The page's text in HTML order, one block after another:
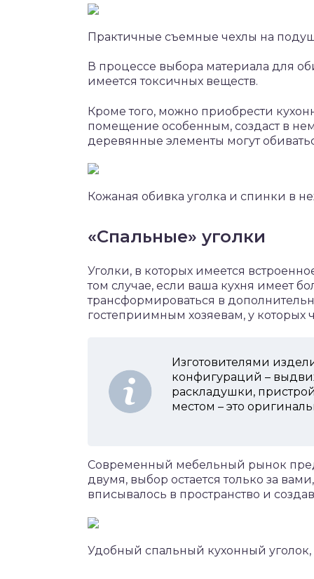
Практичные съемные чехлы на
В процессе выбора материала для
имеется токсичных веществ.
Кроме того, можно приобрести
помещение особенным, создаст в
деревянные элементы могут
Кожаная обивка уголка и спинки в
«Спальные» уголки
Уголки, в которых имеется
том случае, если ваша кухня имеет
трансформироваться в
гостеприимным хозяевам, у которых
Изготовителями
конфигураций –
раскладушки,
местом – это
Современный мебельный рынок
двумя, выбор остается только за
вписывалось в пространство и
Удобный спальный кухонный